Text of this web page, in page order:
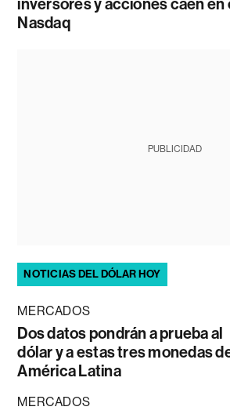
inversores y acciones caen en
Nasdaq
PUBLICIDAD
NOTICIAS DEL DÓLAR HOY
MERCADOS
Dos datos pondrán a prueba al
dólar y a estas tres monedas
América Latina
MERCADOS